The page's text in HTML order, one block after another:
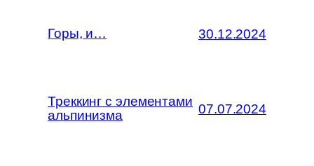
Горы, и… 30.12.2024
Треккинг с элементами
альпинизма
07.07.2024